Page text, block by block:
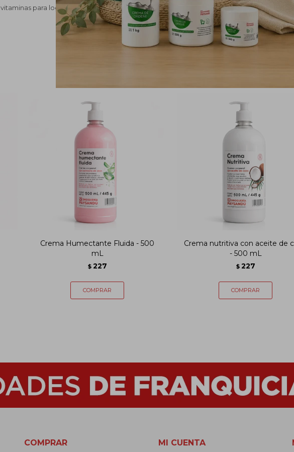
vitaminas para lograr una crema con diversas propiedades.
Crema Humectante Fluida - 500
mL
$ 227
Crema nutritiva con aceite de
- 500 mL
$ 227
COMPRAR MI CUENTA